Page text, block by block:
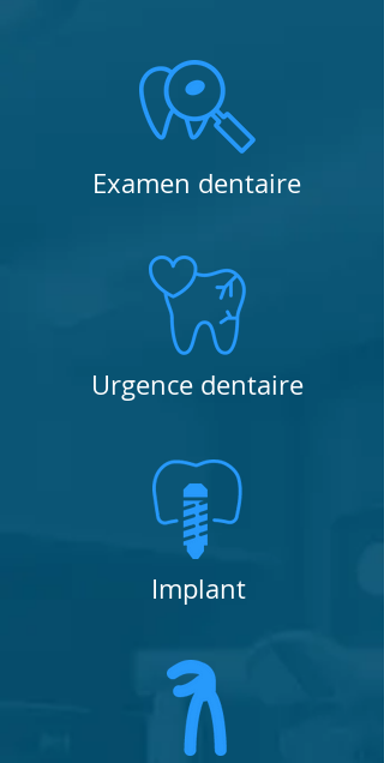
Examen dentaire
Urgence dentaire
Implant